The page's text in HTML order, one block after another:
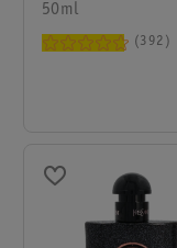
50ml
392